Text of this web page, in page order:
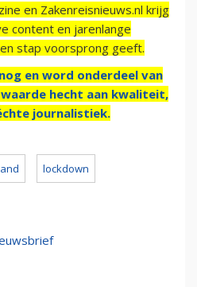
en Zakenreisnieuws.nl krijg
content en jarenlange
stap voorsprong geeft.
en word onderdeel van
waarde hecht aan kwaliteit,
journalistiek.
lockdown